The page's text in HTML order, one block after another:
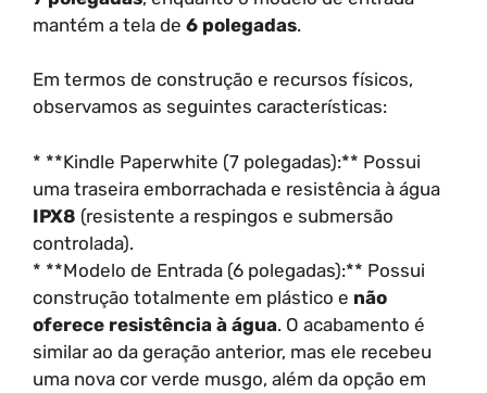
mantém a tela de 6 polegadas.
Em termos de construção e recursos físicos,
observamos as seguintes características:
* **Kindle Paperwhite (7 polegadas):** Possui
uma traseira emborrachada e resistência à água
IPX8 (resistente a respingos e submersão
controlada).
* **Modelo de Entrada (6 polegadas):** Possui
construção totalmente em plástico e não
oferece resistência à água. O acabamento é
similar ao da geração anterior, mas ele recebeu
uma nova cor verde musgo, além da opção em